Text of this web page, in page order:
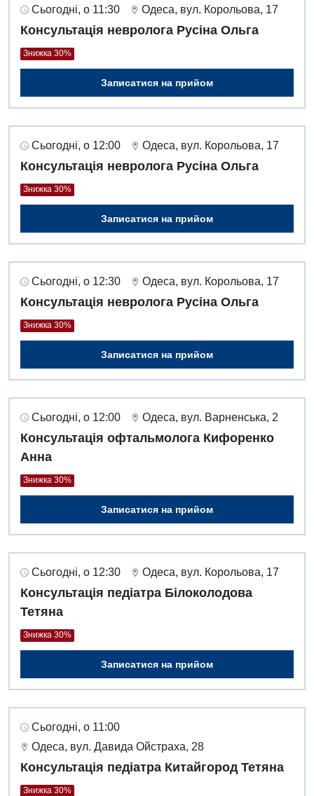
Сьогодні, о 11:30 Одеса, вул. Корольова, 17
Консультація невролога Русіна Ольга
Знижка 30%
Записатися на прийом
Сьогодні, о 12:00 Одеса, вул. Корольова, 17
Консультація невролога Русіна Ольга
Знижка 30%
Записатися на прийом
Сьогодні, о 12:30 Одеса, вул. Корольова, 17
Консультація невролога Русіна Ольга
Знижка 30%
Записатися на прийом
Сьогодні, о 12:00 Одеса, вул. Варненська, 2
Консультація офтальмолога Кифоренко
Анна
Знижка 30%
Записатися на прийом
Сьогодні, о 12:30 Одеса, вул. Корольова, 17
Консультація педіатра Білоколодова
Тетяна
Знижка 30%
Записатися на прийом
Сьогодні, о 11:00
Одеса, вул. Давида Ойстраха, 28
Консультація педіатра Китайгород Тетяна
Знижка 30%